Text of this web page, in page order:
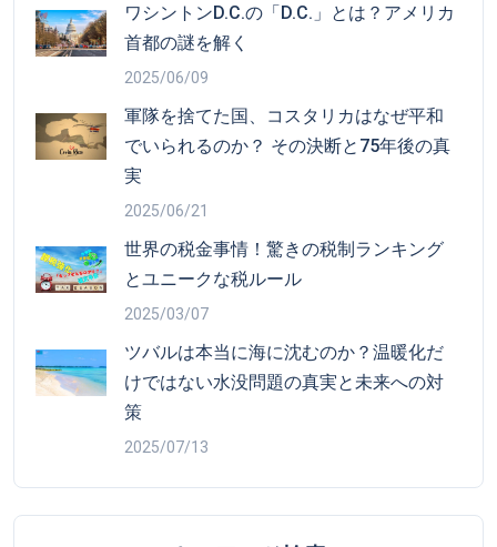
ワシントンD.C.の「D.C.」とは？アメリカ
首都の謎を解く
2025/06/09
軍隊を捨てた国、コスタリカはなぜ平和
でいられるのか？ その決断と75年後の真
実
2025/06/21
世界の税金事情！驚きの税制ランキング
とユニークな税ルール
2025/03/07
ツバルは本当に海に沈むのか？温暖化だ
けではない水没問題の真実と未来への対
策
2025/07/13